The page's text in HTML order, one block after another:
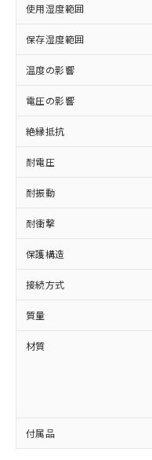
使用湿度範囲
保存湿度範囲
温度の影響
電圧の影響
絶縁抵抗
耐電圧
耐振動
耐衝撃
保護構造
接続方式
質量
材質
付属品
本サービ
商品の当
(税抜)を
当社制御
本サービ
ことをご
在庫状況
記載して
タに基づ
覧された
準価格と
正式な納
様のお取
ムロン制
ご相談く
オムロン
販
在庫状況
事前の承
示しない
マイパー
ビス）を
メンバー
定はありません。
調査・確認中
非含有の対応状
非該当品：ライ
害物質有無と関
仕入先様の事情
いたものが、含
むを得ず変更す
*EU RoHS指令（10物
鉛(Pb) 1000ppm以
六価クロム(Cr(Ⅵ))
類(PBB) 1000ppm以
(PBDE) 1000ppm以
ル) (DEHP)(別名：
ルベンジル（BBP）
但し、RoHS指令で
フタル酸エステル類
図的な使用がないこ
部品在庫の切り
月が前後するこ
※1 中国
「○」：最大均
基準値以下であ
「×」：最大均
基準値を超えて
「－」：未確認
い合わせくださ
Pb(鉛) :1000ppm、
Cr(Ⅵ)(六価クロム) :
ニル類) : 1000ppm
DBP(フタル酸ジブチ
イソブチル) :
ル) : 1000ppm、
DEHP(フタル酸ビス
※2 環境保護
「ｅ」：有害物
準値以下である
「10」：通常の
質が外部に漏え
及ぼさない年数
「－」：未確認
当社は、
為替およ
（以下｢
または国
国政府の
可)を取得
当社は規
全に破砕
いよう必
当社は貴
ル、化学
武器並び
使用いたし
当社は、
場合は、
該第三者
販売先お
法に輸出
り引きを
一定
一定
在庫
いて
たは
機器
認く
受注
情報